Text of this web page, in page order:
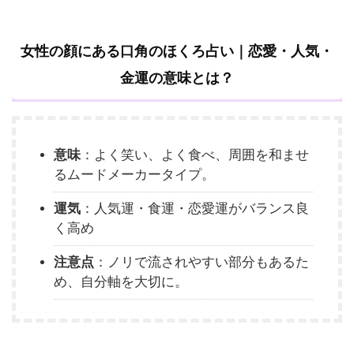
女性の顔にある口角のほくろ占い｜恋愛・人気・
金運の意味とは？
意味：よく笑い、よく食べ、周囲を和ませ
るムードメーカータイプ。
運気 ：人気運・食運・恋愛運がバランス良
く高め
注意点 ：ノリで流されやすい部分もあるた
め、自分軸を大切に。